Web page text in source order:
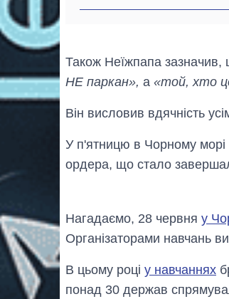
Також Неїжпапа зазначив,
НЕ паркан», а «той, хто
Він висловив вдячність
У п'ятницю в Чорному морі
ордера, що стало
Нагадаємо, 28 червня у
Організаторами навчань
В цьому році у навчаннях
понад 30 держав